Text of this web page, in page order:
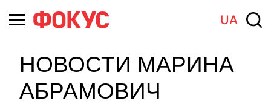
UA
НОВОСТИ МАРИНА
АБРАМОВИЧ